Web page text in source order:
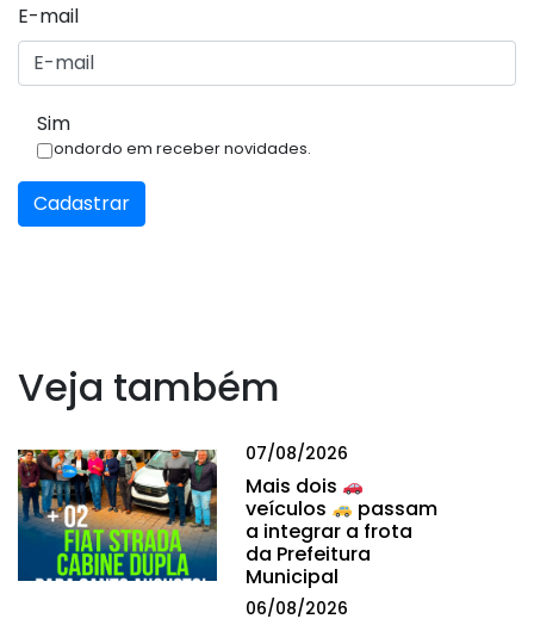
E-mail
Sim
Condordo em receber novidades.
Cadastrar
Veja também
07/08/2026
Mais dois
veículos
passam
a integrar a frota
da Prefeitura
Municipal
06/08/2026